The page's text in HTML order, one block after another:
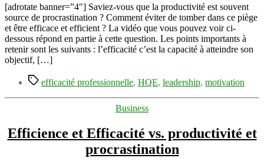
mène
à
la
procrastination
:
et
efficient
[adrotate banner=”4″] Saviez-vous que la productivité est souvent
source de procrastination ? Comment éviter de tomber dans ce piège
et être efficace et efficient ? La vidéo que vous pouvez voir ci-
dessous répond en partie à cette question. Les points importants à
retenir sont les suivants : l’efficacité c’est la capacité à atteindre son
objectif, […]
Étiquettes
efficacité professionnelle, HQE, leadership, motivation
Catégories
Business
Efficience et Efficacité vs. productivité et
procrastination